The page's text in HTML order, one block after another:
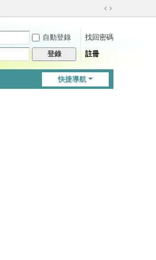
切
到
自動登錄
找回密碼
登錄 註冊
快捷導航